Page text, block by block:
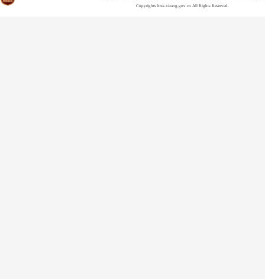
Copyrights hrss.xizang.gov.cn All Rights Reserved.